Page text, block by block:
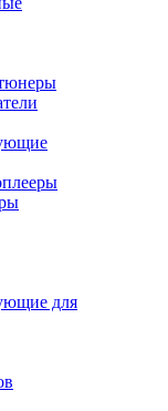
для